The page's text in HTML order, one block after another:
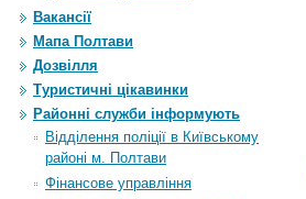
Вакансії
Мапа Полтави
Дозвілля
Туристичні цікавинки
Районні служби інформують
Відділення поліції в Київському
районі м. Полтави
Фінансове управління